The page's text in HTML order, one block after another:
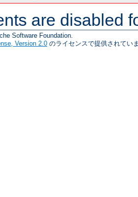
are disabled
Software Foundation.
Version 2.0 のライセンスで提供されてい